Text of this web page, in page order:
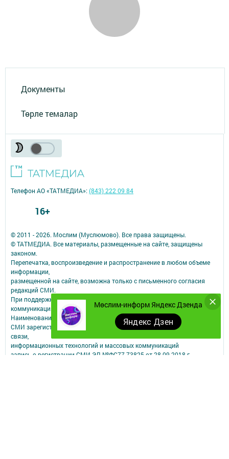
Документы
Төрле темалар
Мөслим-информ Яндекс Дзенда
Яндекс Дзен
© 2011 - 2026. Мослим (Муслюмово). Все права защищены.
© ТАТМЕДИА. Все материалы, размещенные на сайте, защищены
законом.
Перепечатка, воспроизведение и распространение в любом объеме
информации,
размещенной на сайте, возможна только с письменного согласия
редакций СМИ.
При поддержке Республиканского агентства по печати и массовым
коммуникациям.
Наименование СМИ: Мөслим-информ
СМИ зарегистрировано Федеральной службой по надзору в сфере
связи,
информационных технологий и массовых коммуникаций
запись о регистрации СМИ ЭЛ №ФС77-73825 от 28.09.2018 г.
Телефон АО «ТАТМЕДИА»:(843) 222 09 84
16+